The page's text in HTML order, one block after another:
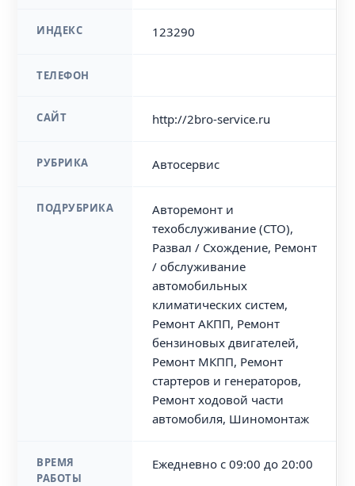
ИНДЕКС 123290
ТЕЛЕФОН
САЙТ http://2bro-service.ru
РУБРИКА Автосервис
ПОДРУБРИКА
Авторемонт и
техобслуживание (СТО),
Развал / Схождение, Ремонт
/ обслуживание
автомобильных
климатических систем,
Ремонт АКПП, Ремонт
бензиновых двигателей,
Ремонт МКПП, Ремонт
стартеров и генераторов,
Ремонт ходовой части
автомобиля, Шиномонтаж
ВРЕМЯ
РАБОТЫ
Ежедневно с 09:00 до 20:00